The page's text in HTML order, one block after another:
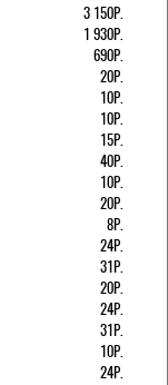
3 150Р.
1 930Р.
690Р.
20Р.
10Р.
10Р.
15Р.
40Р.
10Р.
20Р.
8Р.
24Р.
31Р.
20Р.
24Р.
31Р.
10Р.
24Р.